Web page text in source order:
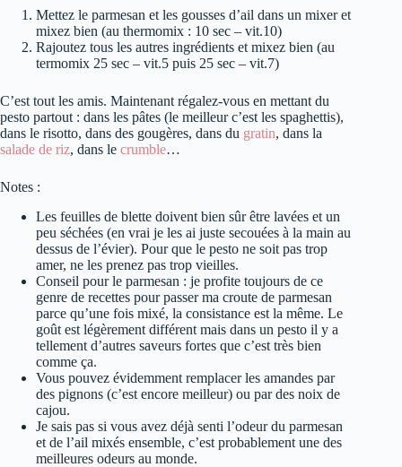
Mettez le parmesan et les gousses d’ail dans un mixer et
mixez bien (au thermomix : 10 sec – vit.10)
Rajoutez tous les autres ingrédients et mixez bien (au
termomix 25 sec – vit.5 puis 25 sec – vit.7)
C’est tout les amis. Maintenant régalez-vous en mettant du
pesto partout : dans les pâtes (le meilleur c’est les spaghettis),
dans le risotto, dans des gougères, dans du gratin, dans la
salade de riz, dans le crumble…
Notes :
Les feuilles de blette doivent bien sûr être lavées et un
peu séchées (en vrai je les ai juste secouées à la main au
dessus de l’évier). Pour que le pesto ne soit pas trop
amer, ne les prenez pas trop vieilles.
Conseil pour le parmesan : je profite toujours de ce
genre de recettes pour passer ma croute de parmesan
parce qu’une fois mixé, la consistance est la même. Le
goût est légèrement différent mais dans un pesto il y a
tellement d’autres saveurs fortes que c’est très bien
comme ça.
Vous pouvez évidemment remplacer les amandes par
des pignons (c’est encore meilleur) ou par des noix de
cajou.
Je sais pas si vous avez déjà senti l’odeur du parmesan
et de l’ail mixés ensemble, c’est probablement une des
meilleures odeurs au monde.